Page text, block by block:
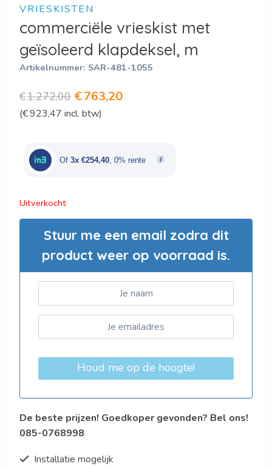
VRIESKISTEN
commerciële vrieskist met
geïsoleerd klapdeksel, m
Artikelnummer: SAR-481-1055
€1.272,00 Oorspronkelijke
prijs
€1.272,00.
€763,20Huidige
€763,20.
(€923,47 incl. btw)
Of 3x €254,40 , 0% rente
Uitverkocht
Stuur me een email zodra dit
product weer op voorraad is.
Houd me op de hoogte!
De beste prijzen! Goedkoper gevonden? Bel ons!
085-0768998
Installatie mogelijk